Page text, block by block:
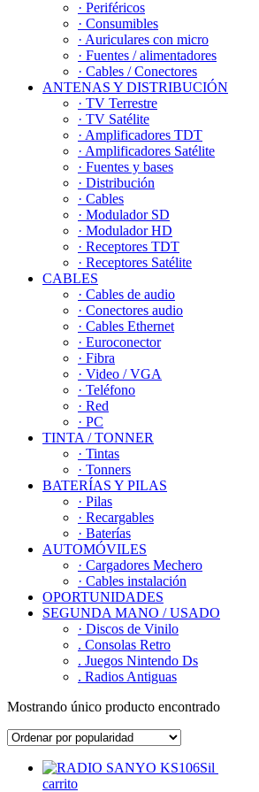
· Periféricos
· Consumibles
· Auriculares con micro
· Fuentes / alimentadores
· Cables / Conectores
ANTENAS Y DISTRIBUCIÓN
· TV Terrestre
· TV Satélite
· Amplificadores TDT
· Amplificadores Satélite
· Fuentes y bases
· Distribución
· Cables
· Modulador SD
· Modulador HD
· Receptores TDT
· Receptores Satélite
CABLES
· Cables de audio
· Conectores audio
· Cables Ethernet
· Euroconector
· Fibra
· Video / VGA
· Teléfono
· Red
· PC
TINTA / TONNER
· Tintas
· Tonners
BATERÍAS Y PILAS
· Pilas
· Recargables
· Baterías
AUTOMÓVILES
· Cargadores Mechero
· Cables instalación
OPORTUNIDADES
SEGUNDA MANO / USADO
· Discos de Vinilo
. Consolas Retro
. Juegos Nintendo Ds
. Radios Antiguas
Mostrando único producto encontrado
carrito